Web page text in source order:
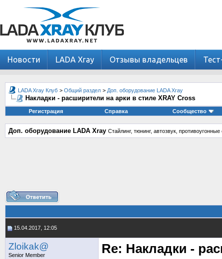
Новости LADA Xray Отзывы владельцев
LADA Xray Клуб > Общий раздел > Доп. оборудование LADA Xray
Накладки - расширители на арки в стиле XRAY Cross
Регистрация Справка Сообщество
Доп. оборудование LADA Xray Стайлинг, тюнинг, автозвук,
15.04.2017, 12:05
Zloikak@
Senior Member Re: Накладки -